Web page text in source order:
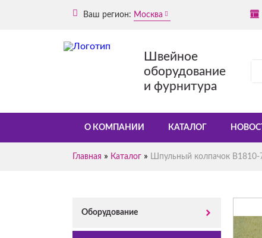
Ваш регион: Москва
Швейное
оборудование
и фурнитура
О КОМПАНИИ КАТАЛОГ
Главная » Каталог » Шпульный колпачок B1810-
Оборудование